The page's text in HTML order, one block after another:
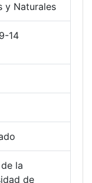
y Naturales
14
la
de